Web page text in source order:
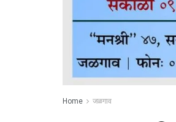
Home जळगाव